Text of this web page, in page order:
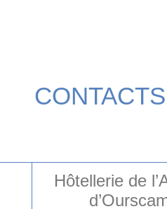
CONTACTS
Hôtellerie de